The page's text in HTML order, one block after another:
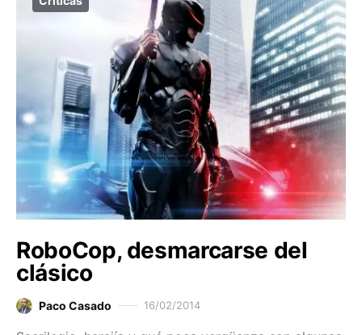
RoboCop, desmarcarse del
clásico
Paco Casado 16/02/2014